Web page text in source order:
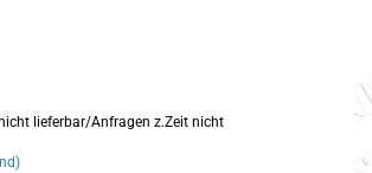
z.Zeit nicht